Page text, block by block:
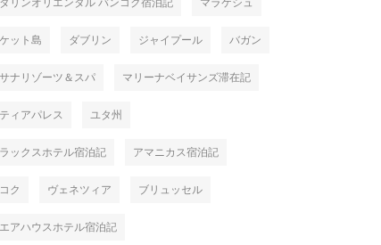
リンオリエンタル バンコク宿泊記 マラケシュ
ット島 ダブリン ジャイプール バガン
ナリゾーツ＆スパ マリーナベイサンズ滞在記
ィアパレス ユタ州
ックスホテル宿泊記 アマニカス宿泊記
ク ヴェネツィア ブリュッセル
アハウスホテル宿泊記